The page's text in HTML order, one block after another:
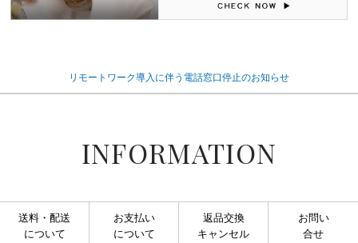
リモートワーク導入に伴う電話窓口停止のお知らせ
INFORMATION
送料・配送
について
お支払い
について
返品交換
キャンセル
お問い
合せ